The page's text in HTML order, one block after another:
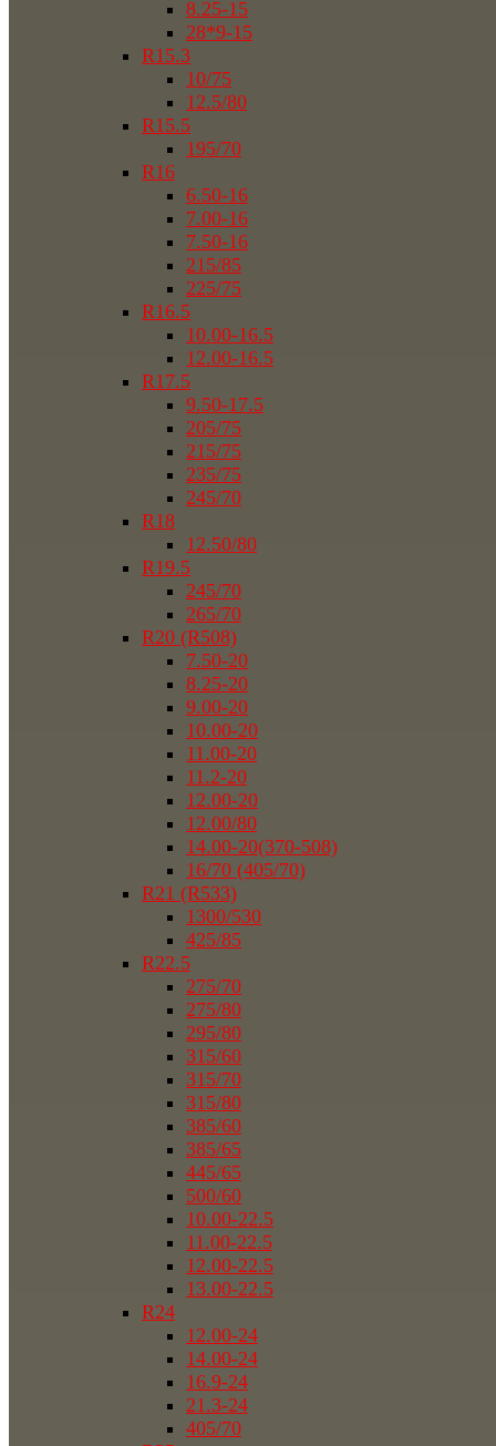
8.25-15
28*9-15
R15.3
10/75
12.5/80
R15.5
195/70
R16
6.50-16
7.00-16
7.50-16
215/85
225/75
R16.5
10.00-16.5
12.00-16.5
R17.5
9.50-17.5
205/75
215/75
235/75
245/70
R18
12.50/80
R19.5
245/70
265/70
R20 (R508)
7.50-20
8.25-20
9.00-20
10.00-20
11.00-20
11.2-20
12.00-20
12.00/80
14.00-20(370-508)
16/70 (405/70)
R21 (R533)
1300/530
425/85
R22.5
275/70
275/80
295/80
315/60
315/70
315/80
385/60
385/65
445/65
500/60
10.00-22.5
11.00-22.5
12.00-22.5
13.00-22.5
R24
12.00-24
14.00-24
16.9-24
21.3-24
405/70